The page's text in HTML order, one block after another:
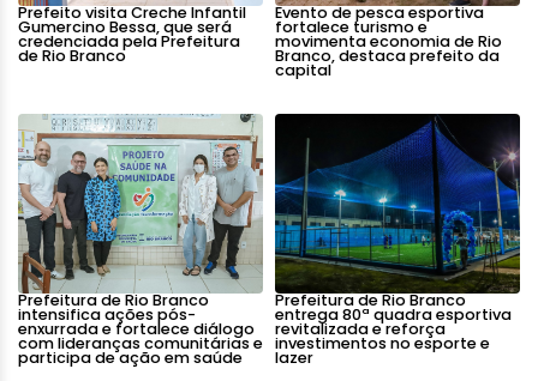
Prefeito visita Creche Infantil
Gumercino Bessa, que será
credenciada pela Prefeitura
de Rio Branco
Evento de pesca esportiva
fortalece turismo e
movimenta economia de Rio
Branco, destaca prefeito da
capital
Prefeitura de Rio Branco
intensifica ações pós-
enxurrada e fortalece diálogo
com lideranças comunitárias e
participa de ação em saúde
Prefeitura de Rio Branco
entrega 80ª quadra esportiva
revitalizada e reforça
investimentos no esporte e
lazer